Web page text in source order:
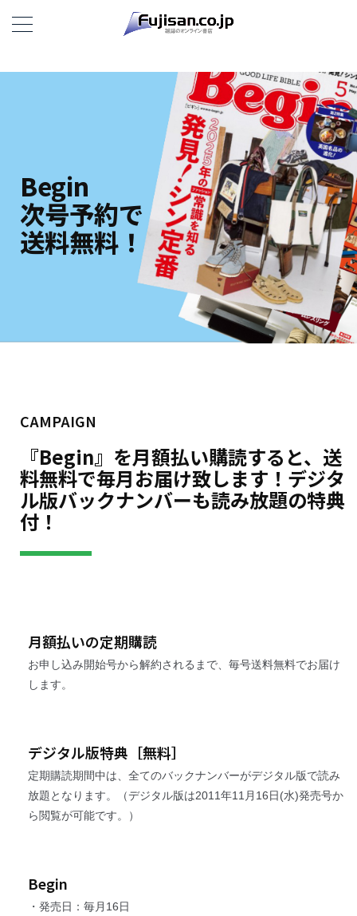
Begin
次号予約で
送料無料！
CAMPAIGN
『Begin』を月額払い購読すると、送
料無料で毎月お届け致します！デジタ
ル版バックナンバーも読み放題の特典
付！
月額払いの定期購読
お申し込み開始号から解約されるまで、毎号送料無料でお届け
します。
デジタル版特典［無料］
定期購読期間中は、全てのバックナンバーがデジタル版で読み
放題となります。（デジタル版は2011年11月16日(水)発売号か
ら閲覧が可能です。）
Begin
・発売日：毎月16日